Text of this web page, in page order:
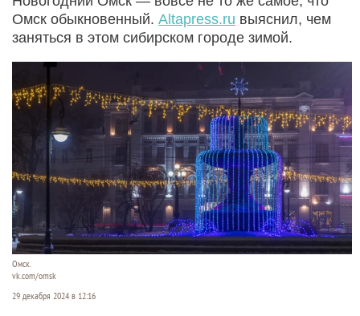
Омск обыкновенный. Altapress.ru выяснил, чем
заняться в этом сибирском городе зимой.
Омск.
vk.com/omsk
29 декабря 2024 в 12:16